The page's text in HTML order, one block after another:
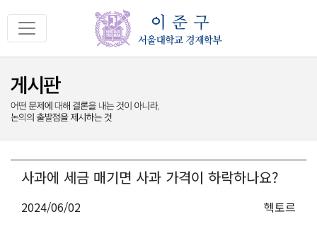
사과에 세금 매기면 사과 가격이 하락하나요?
2024/06/02
헥토르